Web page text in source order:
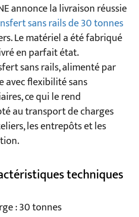
annonce la livraison réussie
sans rails de 30 tonnes
Le matériel a été fabriqué
en parfait état.
sans rails, alimenté par
avec flexibilité sans
ce qui le rend
au transport de charges
les entrepôts et les
techniques
: 30 tonnes